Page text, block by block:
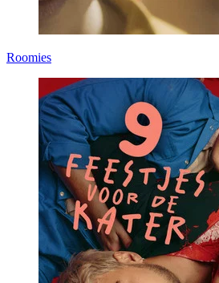
Roomies